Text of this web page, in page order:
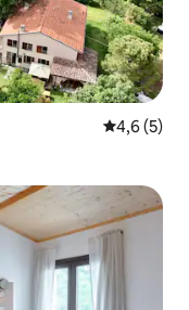
Средна
4,6 (5)